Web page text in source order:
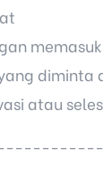
diminta
atau